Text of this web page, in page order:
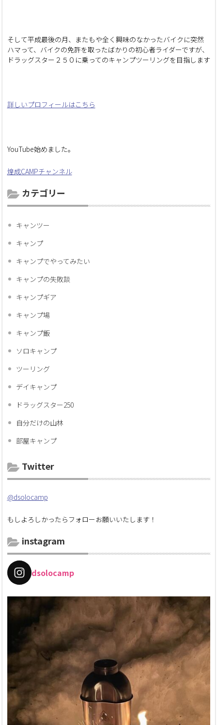
そして平成最後の月、またもや全く興味のなかったバイクに突然
ハマって、バイクの免許を取ったばかりの初心者ライダーですが、
ドラッグスター２５０に乗ってのキャンプツーリングを目指します
詳しいプロフィールはこちら
YouTube始めました。
煌成CAMPチャンネル
カテゴリー
キャンツー
キャンプ
キャンプでやってみたい
キャンプの失敗談
キャンプギア
キャンプ場
キャンプ飯
ソロキャンプ
ツーリング
デイキャンプ
ドラッグスター250
自分だけの山林
部屋キャンプ
Twitter
@dsolocamp
もしよろしかったらフォローお願いいたします！
instagram
dsolocamp